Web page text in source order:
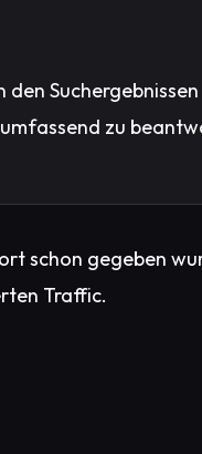
zu
schon gegeben
Traffic.